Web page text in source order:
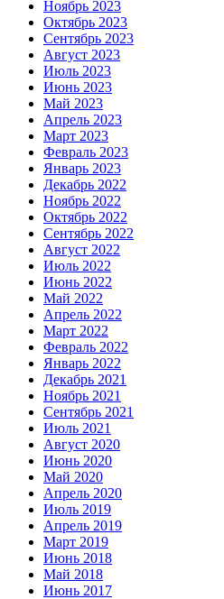
Ноябрь 2023
Октябрь 2023
Сентябрь 2023
Август 2023
Июль 2023
Июнь 2023
Май 2023
Апрель 2023
Март 2023
Февраль 2023
Январь 2023
Декабрь 2022
Ноябрь 2022
Октябрь 2022
Сентябрь 2022
Август 2022
Июль 2022
Июнь 2022
Май 2022
Апрель 2022
Март 2022
Февраль 2022
Январь 2022
Декабрь 2021
Ноябрь 2021
Сентябрь 2021
Июль 2021
Август 2020
Июнь 2020
Май 2020
Апрель 2020
Июль 2019
Апрель 2019
Март 2019
Июнь 2018
Май 2018
Июнь 2017